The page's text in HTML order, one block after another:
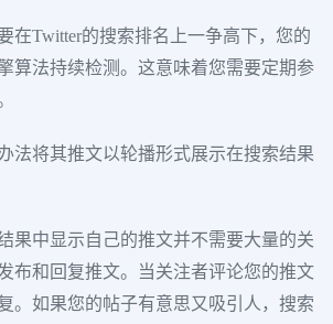
在Twitter的搜索排名上一争高下，您的
算法持续检测。这意味着您需要定期参
法将其推文以轮播形式展示在搜索结果
果中显示自己的推文并不需要大量的关
布和回复推文。当关注者评论您的推文
。如果您的帖子有意思又吸引人，搜索